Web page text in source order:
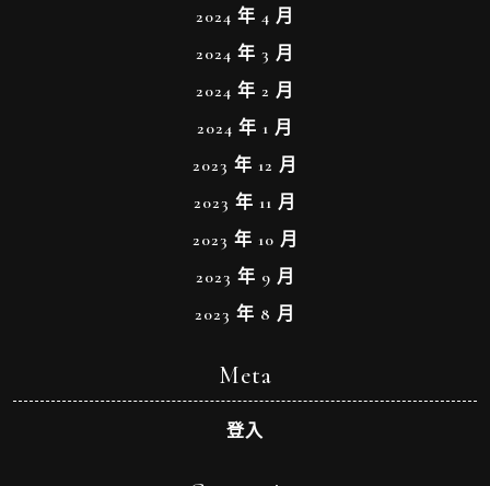
2024 年 4 月
2024 年 3 月
2024 年 2 月
2024 年 1 月
2023 年 12 月
2023 年 11 月
2023 年 10 月
2023 年 9 月
2023 年 8 月
Meta
登入